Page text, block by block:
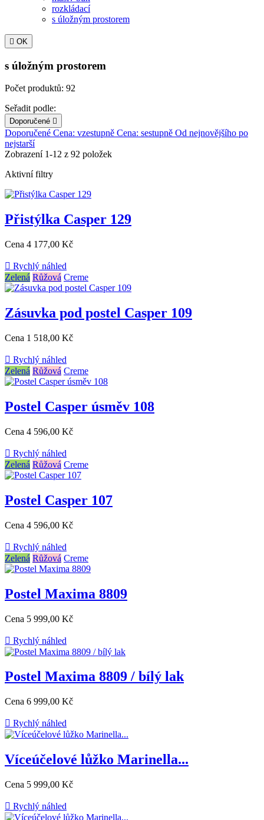
rozkládací
s úložným prostorem
 OK
s úložným prostorem
Počet produktů: 92
Seřadit podle:
Doporučené 
Doporučené Cena: vzestupně Cena: sestupně Od nejnovějšího po
nejstarší
Zobrazení 1-12 z 92 položek
Aktivní filtry
Přistýlka Casper 129
Cena 4 177,00 Kč
 Rychlý náhled
Zelená Růžová Creme
Zásuvka pod postel Casper 109
Cena 1 518,00 Kč
 Rychlý náhled
Zelená Růžová Creme
Postel Casper úsměv 108
Cena 4 596,00 Kč
 Rychlý náhled
Zelená Růžová Creme
Postel Casper 107
Cena 4 596,00 Kč
 Rychlý náhled
Zelená Růžová Creme
Postel Maxima 8809
Cena 5 999,00 Kč
 Rychlý náhled
Postel Maxima 8809 / bílý lak
Cena 6 999,00 Kč
 Rychlý náhled
Víceúčelové lůžko Marinella...
Cena 5 999,00 Kč
 Rychlý náhled